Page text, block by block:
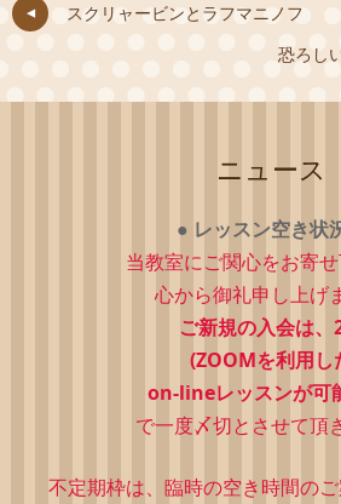
スクリャービンとラフマニノフ
恐ろし
ニュース
● レッスン空き状
当教室にご関心をお寄せ
心から御礼申し上げ
ご新規の入会は、
(ZOOMを利用し
on-lineレッスンが可
で一度〆切とさせて頂
不定期枠は、 臨時の空き時間のご